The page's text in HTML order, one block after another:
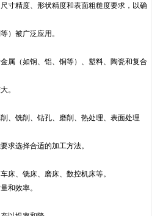
寸精度、形状精度和表面粗糙度要求，以确
）被广泛应用。
属（如钢、铝、铜等）、塑料、陶瓷和复合
。
、铣削、钻孔、磨削、热处理、表面处理
求选择合适的加工方法。
床、铣床、磨床、数控机床等。
和效率。